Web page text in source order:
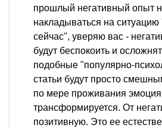
прошлый негативный опыт
накладываться на ситуацию
сейчас", уверяю вас -
будут беспокоить и
подобные "популярно-
статьи будут просто
по мере проживания эмоция
трансформируется. От
позитивную. Это ее